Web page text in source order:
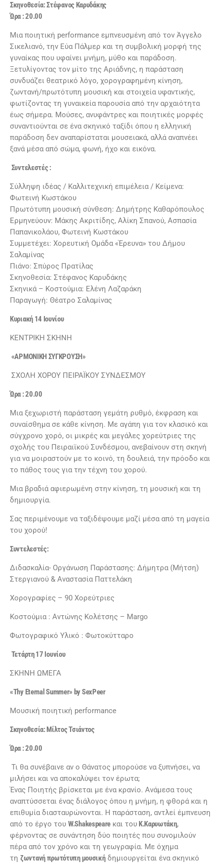
Σκηνοθεσία: Στέφανος Καρυδάκης
Ώρα : 20.00
Μια ποιητική performance εμπνευσμένη από τον Άγγελο
Σικελιανό, την Εύα Πάλμερ και τη συμβολική μορφή της
γυναίκας που υφαίνει μνήμη, μύθο και παράδοση.
Ξετυλίγοντας τον μίτο της Αριάδνης, η παράσταση
συνδυάζει θεατρικό λόγο, χορογραφημένη κίνηση,
ζωντανή/πρωτότυπη μουσική και στοιχεία υφαντικής,
φωτίζοντας τη γυναικεία παρουσία από την αρχαιότητα
έως σήμερα. Μούσες, ανυφάντρες και ποιητικές μορφές
συναντιούνται σε ένα σκηνικό ταξίδι όπου η ελληνική
παράδοση δεν αναπαρίσταται μουσειακά, αλλά αναπνέει
ξανά μέσα από σώμα, φωνή, ήχο και εικόνα.
Συντελεστές :
Σύλληψη ιδέας / Καλλιτεχνική επιμέλεια / Κείμενα:
Φωτεινή Κωστάκου
Πρωτότυπη μουσική σύνθεση: Δημήτρης Καθαρόπουλος
Ερμηνεύουν: Μάκης Ακριτίδης, Αλίκη Σπανού, Ασπασία
Παπανικολάου, Φωτεινή Κωστάκου
Συμμετέχει: Χορευτική Ομάδα «Έρευνα» του Δήμου
Σαλαμίνας
Πιάνο: Σπύρος Πρατίλας
Σκηνοθεσία: Στέφανος Καρυδάκης
Σκηνικά – Κοστούμια: Ελένη Λαζαράκη
Παραγωγή: Θέατρο Σαλαμίνας
Κυριακή 14 Ιουνίου
ΚΕΝΤΡΙΚΗ ΣΚΗΝΗ
«ΑΡΜΟΝΙΚΗ ΣΥΓΚΡΟΥΣΗ»
ΣΧΟΛΗ ΧΟΡΟΥ ΠΕΙΡΑΪΚΟΥ ΣΥΝΔΕΣΜΟΥ
Ώρα : 20.00
Μια ξεχωριστή παράσταση γεμάτη ρυθμό, έκφραση και
συναίσθημα σε κάθε κίνηση. Με αγάπη για τον κλασικό και
σύγχρονο χορό, οι μικρές και μεγάλες χορεύτριες της
σχολής του Πειραιϊκού Συνδέσμου, ανεβαίνουν στη σκηνή
για να μοιραστούν με το κοινό, τη δουλειά, την πρόοδο και
το πάθος τους για την τέχνη του χορού.
Μια βραδιά αφιερωμένη στην κίνηση, τη μουσική και τη
δημιουργία.
Σας περιμένουμε να ταξιδέψουμε μαζί μέσα από τη μαγεία
του χορού!
Συντελεστές:
Διδασκαλία- Οργάνωση Παράστασης: Δήμητρα (Μήτση)
Στεργιανού & Αναστασία Παττελάκη
Χορογραφίες – 90 Χορεύτριες
Κοστούμια : Αντώνης Κολέτσης – Margo
Φωτογραφικό Υλικό : Φωτοκύτταρο
Τετάρτη 17 Ιουνίου
ΣΚΗΝΗ ΩΜΕΓΑ
«Thy Eternal Summer» by SexPeer
Μουσική ποιητική performance
Σκηνοθεσία: Μίλτος Τσιάντος
Ώρα : 20.00
Τι θα συνέβαινε αν ο Θάνατος μπορούσε να ξυπνήσει, να
μιλήσει και να αποκαλύψει τον έρωτα;
Ένας Ποιητής βρίσκεται με ένα κρανίο. Ανάμεσα τους
αναπτύσσεται ένας διάλογος όπου η μνήμη, η φθορά και η
επιθυμία διασταυρώνονται. Η παράσταση, αντλεί έμπνευση
από το έργο του W.Shakespeare και του Κ.Καρυωτάκη,
φέρνοντας σε συνάντηση δύο ποιητές που συνομιλούν
πέρα από τον χρόνο και τη γεωγραφία. Με όχημα
τη ζωντανή πρωτότυπη μουσικήδημιουργείται ένα σκηνικό